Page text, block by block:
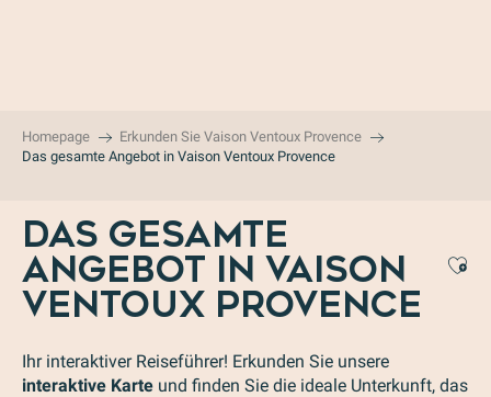
Homepage
Erkunden Sie Vaison Ventoux Provence
Das gesamte Angebot in Vaison Ventoux Provence
DAS GESAMTE
ANGEBOT IN VAISON
VENTOUX PROVENCE
Ihr interaktiver Reiseführer! Erkunden Sie unsere
interaktive Karte und finden Sie die ideale Unterkunft, das